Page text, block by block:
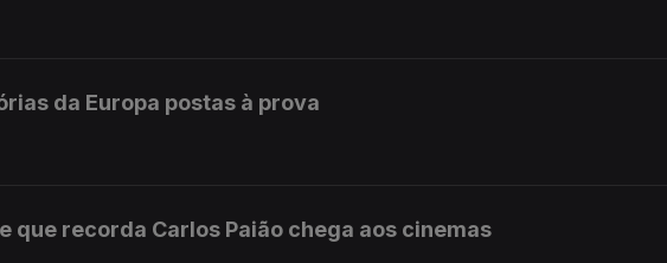
da Europa postas à prova
que recorda Carlos Paião chega aos cinemas